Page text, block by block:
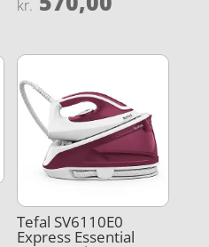
4.6
kr.
Tefal SV6110E0
Express Essential